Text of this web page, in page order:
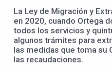
La Ley de Migración y
en 2020, cuando Ortega
todos los servicios y
algunos trámites para
las medidas que toma su
las recaudaciones.